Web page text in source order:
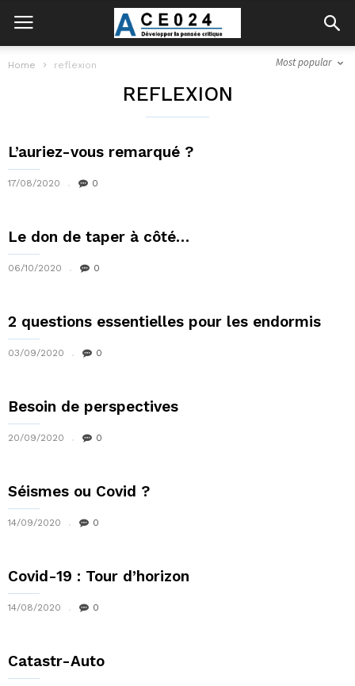
Home reflexion Most popular
REFLEXION
L’auriez-vous remarqué ?
17/08/2020 0
Le don de taper à côté…
06/10/2020 0
2 questions essentielles pour les endormis
03/09/2020 0
Besoin de perspectives
20/09/2020 0
Séismes ou Covid ?
14/09/2020 0
Covid-19 : Tour d’horizon
14/08/2020 0
Catastr-Auto